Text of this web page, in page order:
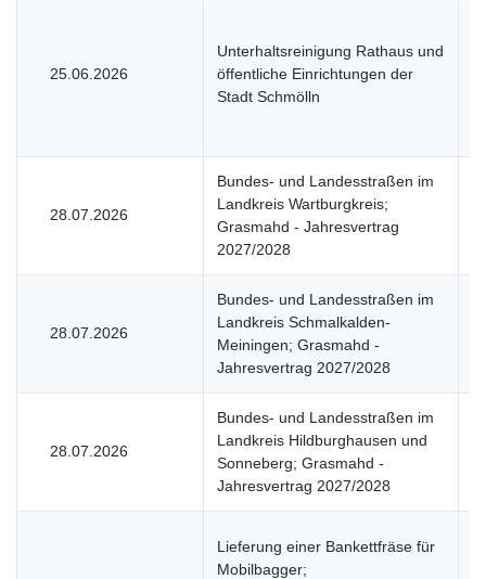
25.06.2026
Unterhaltsreinigung Rathaus und
öffentliche Einrichtungen der
Stadt Schmölln
28.07.2026
Bundes- und Landesstraßen im
Landkreis Wartburgkreis;
Grasmahd - Jahresvertrag
2027/2028
28.07.2026
Bundes- und Landesstraßen im
Landkreis Schmalkalden-
Meiningen; Grasmahd -
Jahresvertrag 2027/2028
28.07.2026
Bundes- und Landesstraßen im
Landkreis Hildburghausen und
Sonneberg; Grasmahd -
Jahresvertrag 2027/2028
Lieferung einer Bankettfräse für
Mobilbagger;